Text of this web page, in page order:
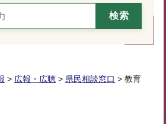
> 広報・広聴 > 県民相談窓口 > 教育